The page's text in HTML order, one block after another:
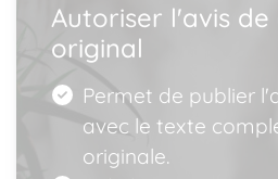
Autoriser l'avis de
original
Permet de publier
avec le texte
originale.